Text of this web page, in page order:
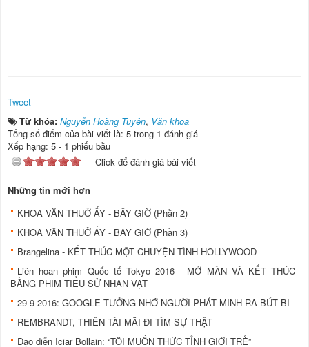
Tweet
Từ khóa: Nguyễn Hoàng Tuyên, Văn khoa
Tổng số điểm của bài viết là: 5 trong 1 đánh giá
Xếp hạng: 5 - 1 phiếu bầu
Click để đánh giá bài viết
Những tin mới hơn
KHOA VĂN THUỞ ẤY - BÂY GIỜ (Phần 2)
KHOA VĂN THUỞ ẤY - BÂY GIỜ (Phần 3)
Brangelina - KẾT THÚC MỘT CHUYỆN TÌNH HOLLYWOOD
Liên hoan phim Quốc tế Tokyo 2016 - MỞ MÀN VÀ KẾT THÚC
BẰNG PHIM TIỂU SỬ NHÂN VẬT
29-9-2016: GOOGLE TƯỞNG NHỚ NGƯỜI PHÁT MINH RA BÚT BI
REMBRANDT, THIÊN TÀI MÃI ĐI TÌM SỰ THẬT
Đạo diễn Iciar Bollain: “TÔI MUỐN THỨC TỈNH GIỚI TRẺ”